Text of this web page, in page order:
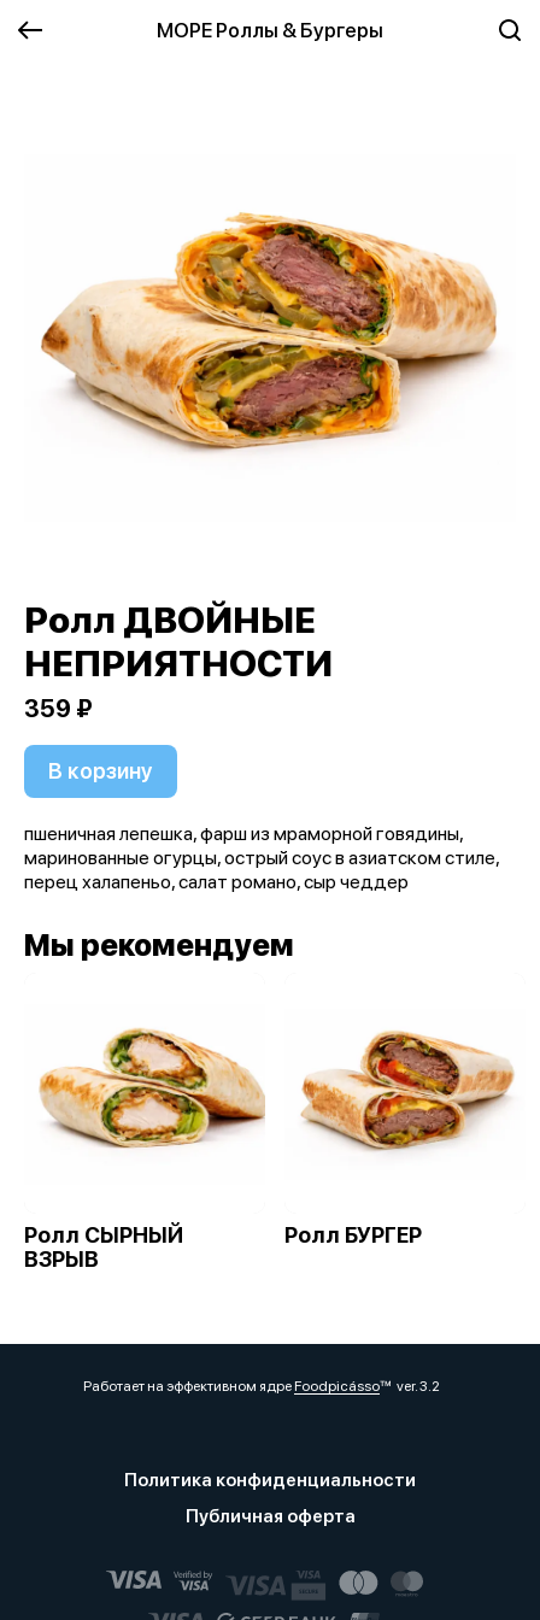
МОРЕ Роллы & Бургеры
Ролл ДВОЙНЫЕ
НЕПРИЯТНОСТИ
359 ₽
В корзину
пшеничная лепешка, фарш из мраморной говядины,
маринованные огурцы, острый соус в азиатском стиле,
перец халапеньо, салат романо, сыр чеддер
Мы рекомендуем
Ролл СЫРНЫЙ
ВЗРЫВ
Ролл БУРГЕР
Работает на эффективном ядреFoodpicássover. 3.2
Политика конфиденциальности
Публичная оферта